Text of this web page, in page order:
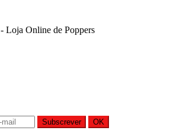
- Loja Online de Poppers
Subscrever OK